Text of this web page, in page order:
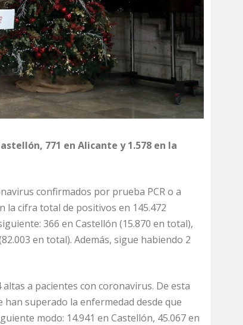
771 en Alicante y 1.578 en la
confirmados por prueba PCR o a
la cifra total de positivos en 145.472
366 en Castellón (15.870 en total),
en total). Además, sigue habiendo 2
a pacientes con coronavirus. De esta
superado la enfermedad desde que
modo: 14.941 en Castellón, 45.067 en